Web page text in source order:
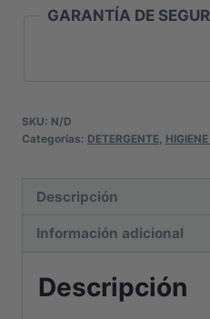
cantidad
GARANTÍA DE
SKU: N/D
Categorías: DETERGENTE
Descripción
Información adicional
Descripción